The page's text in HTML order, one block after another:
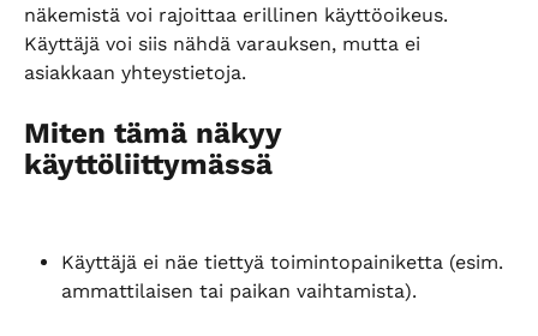
näkemistä voi rajoittaa erillinen käyttöoikeus.
Käyttäjä voi siis nähdä varauksen, mutta ei
asiakkaan yhteystietoja.
Miten tämä näkyy
käyttöliittymässä
Käyttäjä ei näe tiettyä toimintopainiketta (esim.
ammattilaisen tai paikan vaihtamista).